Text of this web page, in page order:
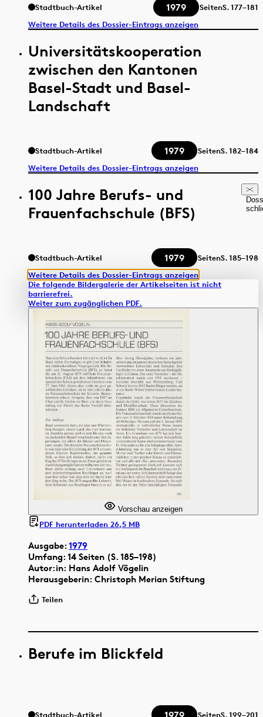
Stadtbuch-Artikel 1979 SeitenS.177–181
Weitere Details des Dossier-Eintrags anzeigen
Universitätskooperation
zwischen den Kantonen
Basel-Stadt und Basel-
Landschaft
Stadtbuch-Artikel 1979 SeitenS.182–184
Weitere Details des Dossier-Eintrags anzeigen
100 Jahre Berufs- und
Frauenfachschule (BFS)
Stadtbuch-Artikel 1979 SeitenS.185–198
Weitere Details des Dossier-Eintrags anzeigen
Ausgabe:1979
Umfang: 14 Seiten (S. 185–198)
Autor:in: Hans Adolf Vögelin
Herausgeberin: Christoph Merian Stiftung
Teilen
Die folgende Bildergalerie der Artikelseiten ist nicht
barrierefrei.
Weiter zum zugänglichen PDF.
Vorschau anzeigen
PDF herunterladen 26,5 MB
Berufe im Blickfeld
Stadtbuch-Artikel SeitenS.199–201